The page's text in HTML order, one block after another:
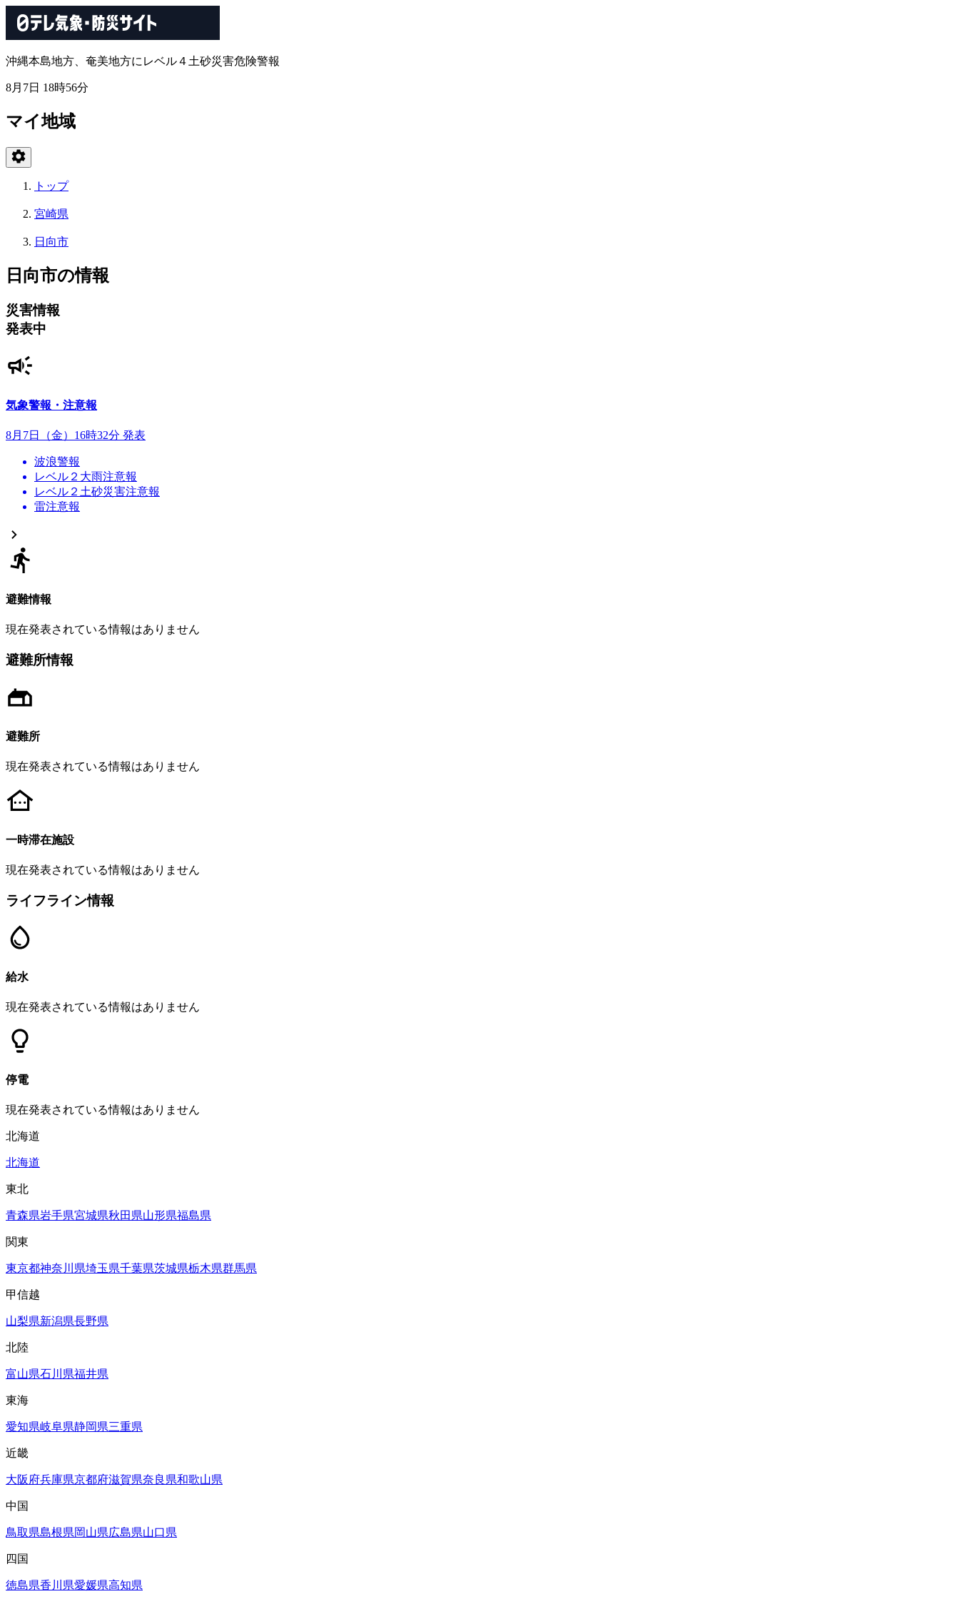
沖縄本島地方、奄美地方にレベル４土砂災害危険警報
8月7日 18時56分
マイ地域
トップ
宮崎県
日向市
日向市の情報
災害情報
発表中
気象警報・注意報
8月7日（金）16時32分 発表
波浪警報
レベル２大雨注意報
レベル２土砂災害注意報
雷注意報
避難情報
現在発表されている情報はありません
避難所情報
避難所
現在発表されている情報はありません
一時滞在施設
現在発表されている情報はありません
ライフライン情報
給水
現在発表されている情報はありません
停電
現在発表されている情報はありません
北海道
北海道
東北
青森県岩手県宮城県秋田県山形県福島県
関東
東京都神奈川県埼玉県千葉県茨城県栃木県群馬県
甲信越
山梨県新潟県長野県
北陸
富山県石川県福井県
東海
愛知県岐阜県静岡県三重県
近畿
大阪府兵庫県京都府滋賀県奈良県和歌山県
中国
鳥取県島根県岡山県広島県山口県
四国
徳島県香川県愛媛県高知県